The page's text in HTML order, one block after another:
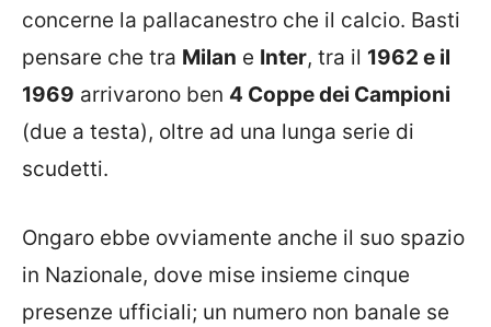
concerne la pallacanestro che il calcio. Basti
pensare che tra Milan e Inter, tra il 1962 e il
1969 arrivarono ben 4 Coppe dei Campioni
(due a testa), oltre ad una lunga serie di
scudetti.
Ongaro ebbe ovviamente anche il suo spazio
in Nazionale, dove mise insieme cinque
presenze ufficiali; un numero non banale se